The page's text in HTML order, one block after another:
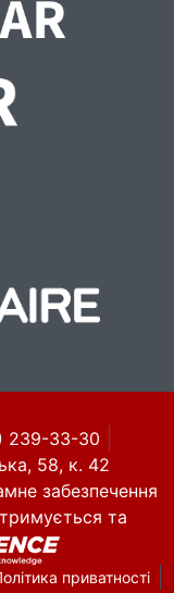
239-33-30
58, к. 42
забезпечення
та
приватності